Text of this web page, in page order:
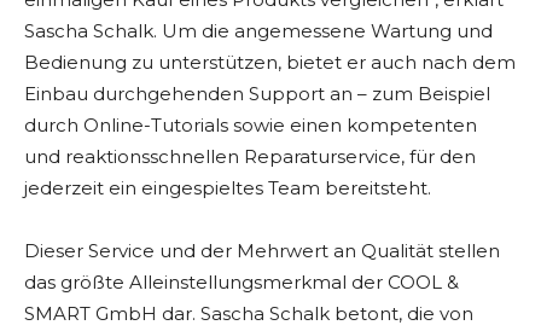
Sascha Schalk. Um die angemessene Wartung und
Bedienung zu unterstützen, bietet er auch nach dem
Einbau durchgehenden Support an – zum Beispiel
durch Online-Tutorials sowie einen kompetenten
und reaktionsschnellen Reparaturservice, für den
jederzeit ein eingespieltes Team bereitsteht.
Dieser Service und der Mehrwert an Qualität stellen
das größte Alleinstellungsmerkmal der COOL &
SMART GmbH dar. Sascha Schalk betont, die von